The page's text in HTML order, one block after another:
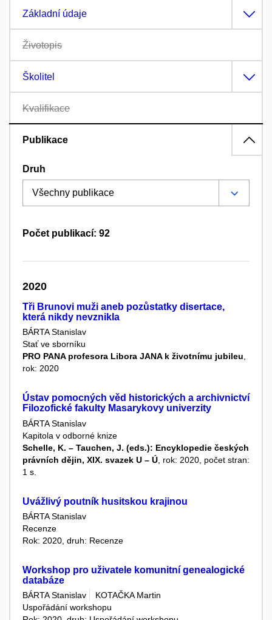
Základní údaje
Životopis
Školitel
Kvalifikace
Publikace
Druh
Počet publikací: 92
2020
Tři Brunovi muži aneb pozůstatky disertace,
která nikdy nevznikla
BÁRTA Stanislav
Stať ve sborníku
PRO PANA profesora Libora JANA k životnímu jubileu,
rok: 2020
Ústav pomocných věd historických a archivnictví
Filozofické fakulty Masarykovy univerzity
BÁRTA Stanislav
Kapitola v odborné knize
Schelle, K. – Tauchen, J. (eds.): Encyklopedie českých
právních dějin, XIX. svazek U – Ú , rok: 2020, počet stran:
1 s.
Uvážlivý poutník husitskou krajinou
BÁRTA Stanislav
Recenze
Rok: 2020, druh: Recenze
Workshop pro uživatele komunitní genealogické
databáze
BÁRTA Stanislav
KOTAČKA Martin
Uspořádání workshopu